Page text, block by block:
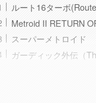
ルート16ターボ
Metroid II RETURN
スーパーメトロイド
ガーディック外伝（